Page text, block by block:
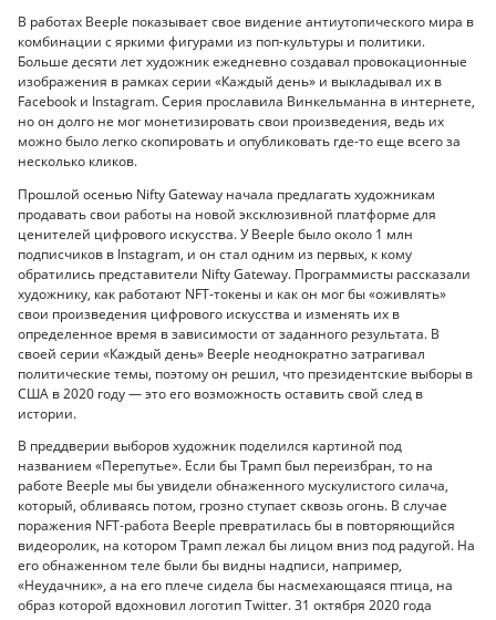
В работах Beeple показывает свое видение антиутопического мира в
комбинации с яркими фигурами из поп-культуры и политики.
Больше десяти лет художник ежедневно создавал провокационные
изображения в рамках серии «Каждый день» и выкладывал их в
Facebook и Instagram. Серия прославила Винкельманна в интернете,
но он долго не мог монетизировать свои произведения, ведь их
можно было легко скопировать и опубликовать где-то еще всего за
несколько кликов.
Прошлой осенью Nifty Gateway начала предлагать художникам
продавать свои работы на новой эксклюзивной платформе для
ценителей цифрового искусства. У Beeple было около 1 млн
подписчиков в Instagram, и он стал одним из первых, к кому
обратились представители Nifty Gateway. Программисты рассказали
художнику, как работают NFT-токены и как он мог бы «оживлять»
свои произведения цифрового искусства и изменять их в
определенное время в зависимости от заданного результата. В
своей серии «Каждый день» Beeple неоднократно затрагивал
политические темы, поэтому он решил, что президентские выборы в
США в 2020 году — это его возможность оставить свой след в
истории.
В преддверии выборов художник поделился картиной под
названием «Перепутье». Если бы Трамп был переизбран, то на
работе Beeple мы бы увидели обнаженного мускулистого силача,
который, обливаясь потом, грозно ступает сквозь огонь. В случае
поражения NFT-работа Beeple превратилась бы в повторяющийся
видеоролик, на котором Трамп лежал бы лицом вниз под радугой. На
его обнаженном теле были бы видны надписи, например,
«Неудачник», а на его плече сидела бы насмехающаяся птица, на
образ которой вдохновил логотип Twitter. 31 октября 2020 года